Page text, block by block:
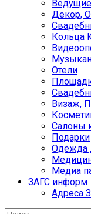
Ведущие
Декор,
Кольца
Отели
Визаж,
Салоны
Подарки
Одежда
Медиа
ЗАГС информ
Адреса